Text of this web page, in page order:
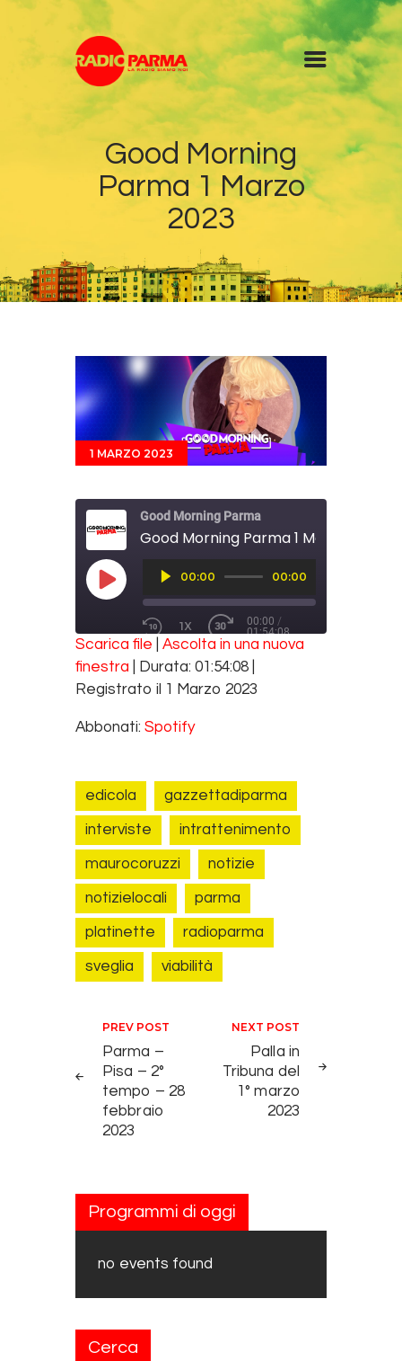
Good Morning
Parma 1 Marzo
2023
Home
Radio
Diretta
News
Contatti
1 MARZO 2023
Good Morning Parma
Good Morning Parma 1 Marzo 2023
PLAY EPISODE
Player00:00 00:00
REWIND 10 SECONDS
1X
FAST FORWARD 30 SECONDS
00:00 /
01:54:08
SUBSCRIBE SHARE
Spotify
RSS FEED
SHARE
Scarica file
Ascolta in una nuova
finestra
Durata: 01:54:08
Registrato il 1 Marzo 2023
Abbonati: Spotify
edicola gazzettadiparma
interviste intrattenimento
maurocoruzzi notizie
notizielocali parma
platinette radioparma
sveglia viabilità
Navigazione articoli
PREV POST
Parma –
Pisa – 2°
tempo – 28
febbraio
2023
NEXT POST
Palla in
Tribuna del
1° marzo
2023
Programmi di oggi
no events found
Cerca